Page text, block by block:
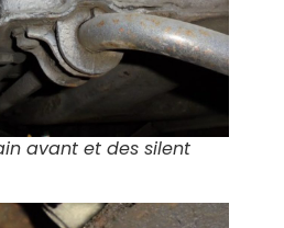
avant et des silent